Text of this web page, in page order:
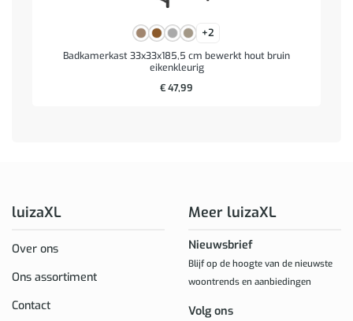
+2
Badkamerkast 33x33x185,5 cm bewerkt hout bruin
eikenkleurig
€47,99
luizaXL
Over ons
Ons assortiment
Contact
Meer luizaXL
Nieuwsbrief
Blijf op de hoogte van de nieuwste
woontrends en aanbiedingen
Volg ons